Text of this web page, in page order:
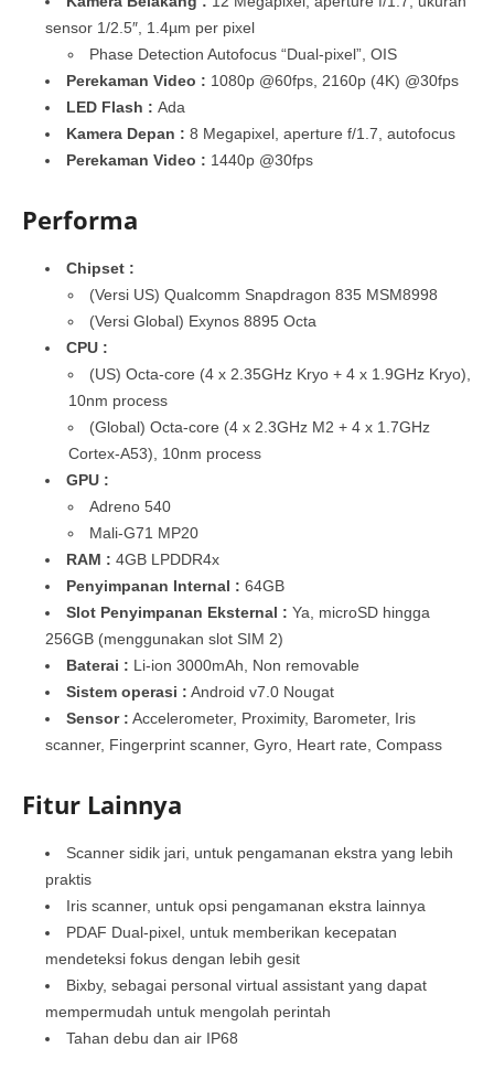
sensor 1/2.5″, 1.4µm per pixel
Phase Detection Autofocus “Dual-pixel”, OIS
Perekaman Video : 1080p @60fps, 2160p (4K) @30fps
LED Flash : Ada
Kamera Depan : 8 Megapixel, aperture f/1.7, autofocus
Perekaman Video : 1440p @30fps
Performa
Chipset :
(Versi US) Qualcomm Snapdragon 835 MSM8998
(Versi Global) Exynos 8895 Octa
CPU :
(US) Octa-core (4 x 2.35GHz Kryo + 4 x 1.9GHz Kryo),
10nm process
(Global) Octa-core (4 x 2.3GHz M2 + 4 x 1.7GHz
Cortex-A53), 10nm process
GPU :
Adreno 540
Mali-G71 MP20
RAM : 4GB LPDDR4x
Penyimpanan Internal : 64GB
Slot Penyimpanan Eksternal : Ya, microSD hingga
256GB (menggunakan slot SIM 2)
Baterai : Li-ion 3000mAh, Non removable
Sistem operasi : Android v7.0 Nougat
Sensor : Accelerometer, Proximity, Barometer, Iris
scanner, Fingerprint scanner, Gyro, Heart rate, Compass
Fitur Lainnya
Scanner sidik jari, untuk pengamanan ekstra yang lebih
praktis
Iris scanner, untuk opsi pengamanan ekstra lainnya
PDAF Dual-pixel, untuk memberikan kecepatan
mendeteksi fokus dengan lebih gesit
Bixby, sebagai personal virtual assistant yang dapat
mempermudah untuk mengolah perintah
Tahan debu dan air IP68